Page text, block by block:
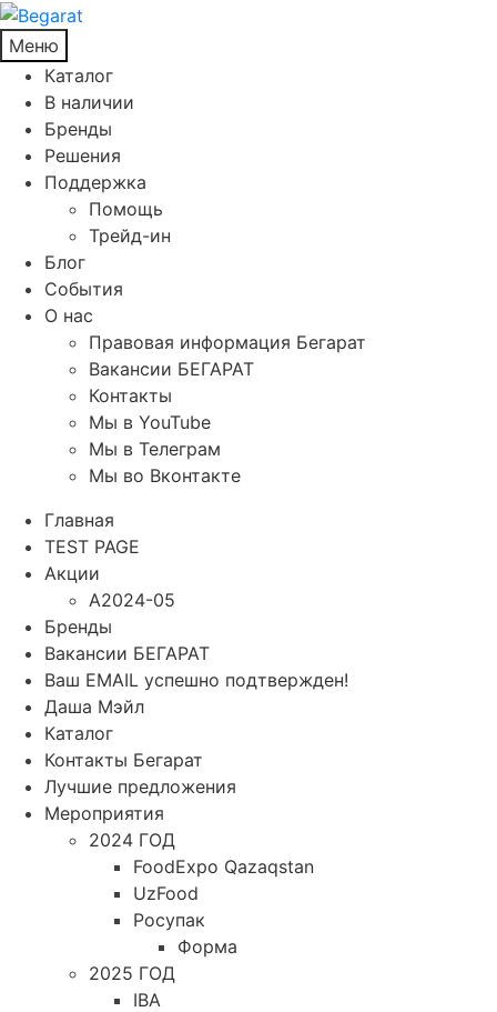
Меню
Каталог
В наличии
Бренды
Решения
Поддержка
Помощь
Трейд-ин
Блог
События
О нас
Правовая информация Бегарат
Вакансии БЕГАРАТ
Контакты
Мы в YouTube
Мы в Телеграм
Мы во Вконтакте
Главная
TEST PAGE
Акции
A2024-05
Бренды
Вакансии БЕГАРАТ
Ваш EMAIL успешно подтвержден!
Даша Мэйл
Каталог
Контакты Бегарат
Лучшие предложения
Мероприятия
2024 ГОД
FoodExpo Qazaqstan
UzFood
Росупак
Форма
2025 ГОД
IBA